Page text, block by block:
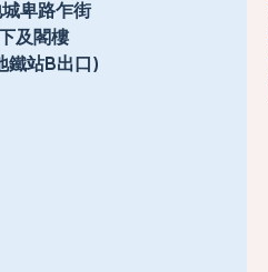
卑路乍街
及閣樓
鐵站B出口)